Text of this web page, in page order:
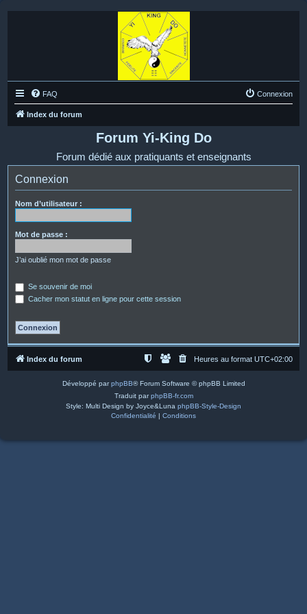
FAQ Connexion
Index du forum
Forum Yi-King Do
Forum dédié aux pratiquants et enseignants
Connexion
Nom d’utilisateur :
Mot de passe :
J’ai oublié mon mot de passe
Se souvenir de moi
Cacher mon statut en ligne pour cette session
Index du forum Heures au format UTC+02:00
Développé parphpBB® Forum Software © phpBB Limited
Traduit parphpBB-fr.com
Style: Multi Design by Joyce&Luna phpBB-Style-Design
Confidentialité | Conditions